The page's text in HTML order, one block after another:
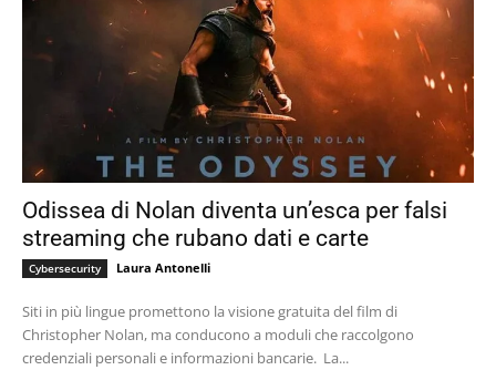
Odissea di Nolan diventa un’esca per falsi
streaming che rubano dati e carte
Cybersecurity Laura Antonelli
Siti in più lingue promettono la visione gratuita del film di
Christopher Nolan, ma conducono a moduli che raccolgono
credenziali personali e informazioni bancarie. La...